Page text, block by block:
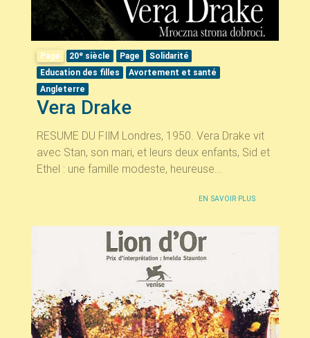
Page 20e siècle Page
Solidarité
Education des filles
Avortement et santé
Angleterre
Vera Drake
RESUME DU FIlM Londres, 1950. Vera Drake vit
avec Stan, son mari, et leurs deux enfants, Sid et
Ethel : une famille modeste, heureuse...
EN SAVOIR PLUS